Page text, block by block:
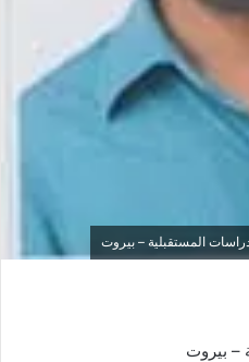
المستقبلية – بيروت
– بيروت